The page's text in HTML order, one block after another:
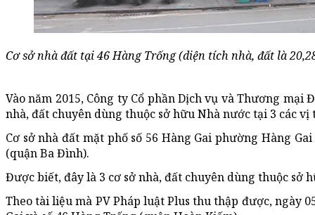
Cơ sở nhà đất tại 46 Hàng Trống (diện tích nhà, đất là
Vào năm 2015, Công ty Cổ phần Dịch vụ và Thương
nhà, đất chuyên dùng thuộc sở hữu Nhà nước tại 3 các vị
Cơ sở nhà đất mặt phố số 56 Hàng Gai phường Hàng
(quận Ba Đình).
Được biết, đây là 3 cơ sở nhà, đất chuyên dùng thuộc sở
Theo tài liệu mà PV Pháp luật Plus thu thập được, ngày